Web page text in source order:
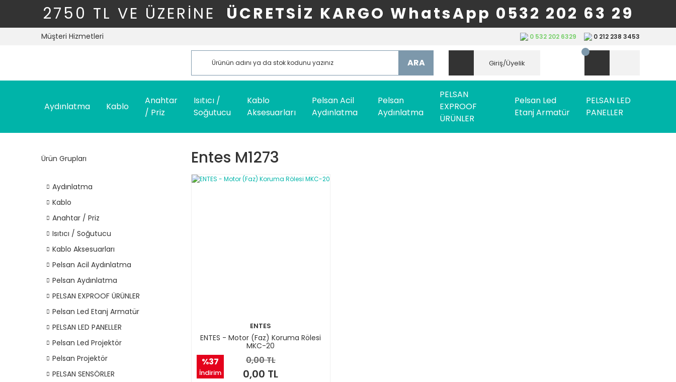
2750 TL VE ÜZERİNE ÜCRETSİZ KARGO WhatsApp 0532 202 63 29
Müşteri Hizmetleri 0 532 202 6329 0 212 238 3453
ARA Giriş/Üyelik
Aydınlatma Kablo
Anahtar
/ Priz
Isıtıcı /
Soğutucu
Kablo
Aksesuarları
Pelsan Acil
Aydınlatma
Pelsan
Aydınlatma
PELSAN
EXPROOF
ÜRÜNLER
Pelsan Led
Etanj Armatür
PELSAN LED
PANELLER
Ürün Grupları
Aydınlatma
Kablo
Anahtar / Priz
Isıtıcı / Soğutucu
Kablo Aksesuarları
Pelsan Acil Aydınlatma
Pelsan Aydınlatma
PELSAN EXPROOF ÜRÜNLER
Pelsan Led Etanj Armatür
PELSAN LED PANELLER
Pelsan Led Projektör
Pelsan Projektör
PELSAN SENSÖRLER
Entes M1273
%37
İndirim
ENTES
ENTES - Motor (Faz) Koruma Rölesi
MKC-20
0,00 TL
0,00 TL